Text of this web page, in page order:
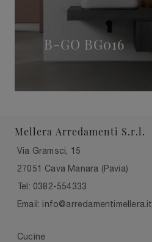
B-GO BG016
Mellera Arredamenti S.r.l.
Via Gramsci, 15
27051 Cava Manara (Pavia)
Tel: 0382-554333
Email: info@arredamentimellera.it
Cucine